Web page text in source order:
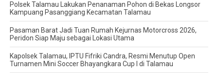
Polsek Talamau Lakukan Penanaman Pohon di Bekas Longsor
Kampuang Pasanggiang Kecamatan Talamau
Pasaman Barat Jadi Tuan Rumah Kejurnas Motorcross 2026,
Peridon Siap Maju sebagai Lokasi Utama
Kapolsek Talamau, IPTU Fifriki Candra, Resmi Menutup Open
Turnamen Mini Soccer Bhayangkara Cup I di Talamau